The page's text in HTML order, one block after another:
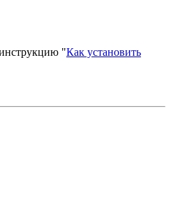
"Как установить